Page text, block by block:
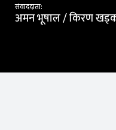
संवाददाता:
अमन भूषाल / किरण